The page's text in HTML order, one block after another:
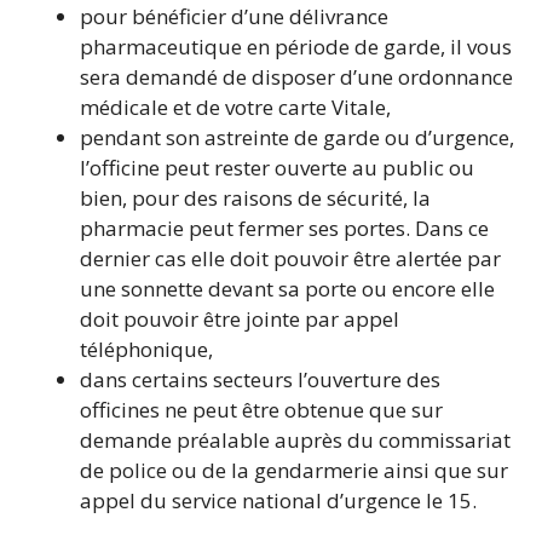
pour bénéficier d’une délivrance
pharmaceutique en période de garde, il vous
sera demandé de disposer d’une ordonnance
médicale et de votre carte Vitale,
pendant son astreinte de garde ou d’urgence,
l’officine peut rester ouverte au public ou
bien, pour des raisons de sécurité, la
pharmacie peut fermer ses portes. Dans ce
dernier cas elle doit pouvoir être alertée par
une sonnette devant sa porte ou encore elle
doit pouvoir être jointe par appel
téléphonique,
dans certains secteurs l’ouverture des
officines ne peut être obtenue que sur
demande préalable auprès du commissariat
de police ou de la gendarmerie ainsi que sur
appel du service national d’urgence le 15.